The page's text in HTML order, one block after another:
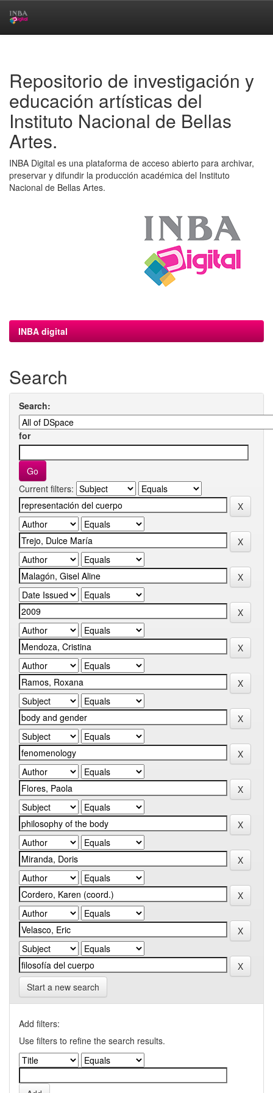
Repositorio de investigación y
educación artísticas del
Instituto Nacional de Bellas
Artes.
INBA Digital es una plataforma de acceso abierto para archivar,
preservar y difundir la producción académica del Instituto
Nacional de Bellas Artes.
INBA digital
Search
Search:
for
Current filters:
Start a new search
Add filters:
Use filters to refine the search results.